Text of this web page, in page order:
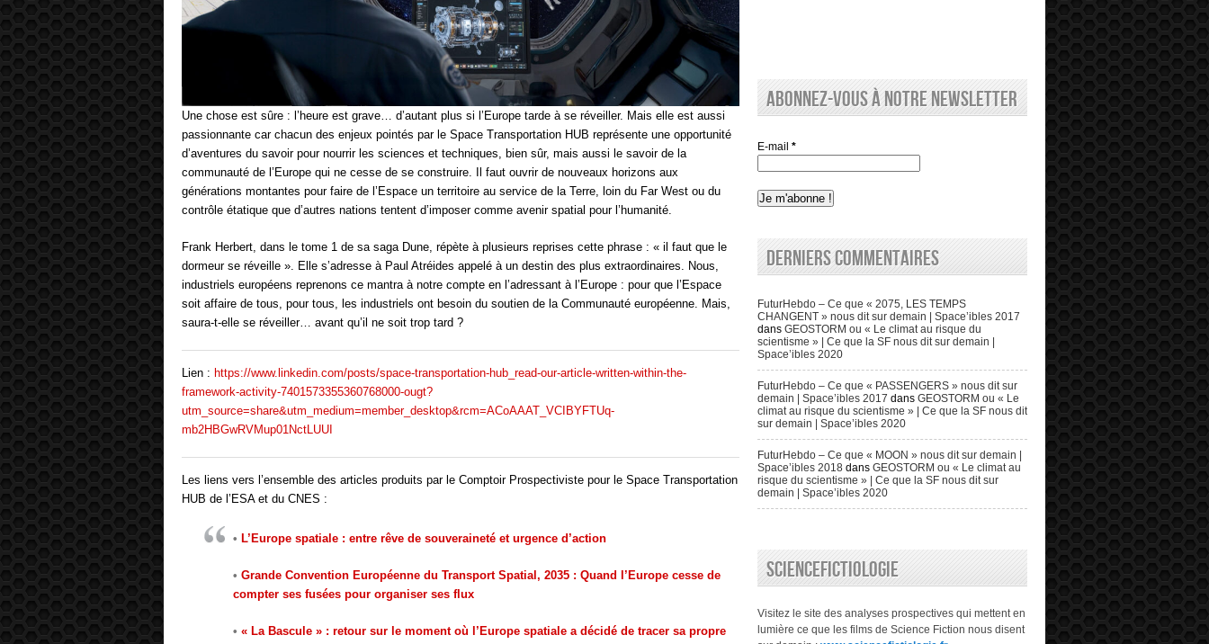
Une chose est sûre : l’heure est grave… d’autant plus si l’Europe tarde à se réveiller. Mais elle est aussi
passionnante car chacun des enjeux pointés par le Space Transportation HUB représente une opportunité
d’aventures du savoir pour nourrir les sciences et techniques, bien sûr, mais aussi le savoir de la
communauté de l’Europe qui ne cesse de se construire. Il faut ouvrir de nouveaux horizons aux
générations montantes pour faire de l’Espace un territoire au service de la Terre, loin du Far West ou du
contrôle étatique que d’autres nations tentent d’imposer comme avenir spatial pour l’humanité.
Frank Herbert, dans le tome 1 de sa saga Dune, répète à plusieurs reprises cette phrase : « il faut que le
dormeur se réveille ». Elle s’adresse à Paul Atréides appelé à un destin des plus extraordinaires. Nous,
industriels européens reprenons ce mantra à notre compte en l’adressant à l’Europe : pour que l’Espace
soit affaire de tous, pour tous, les industriels ont besoin du soutien de la Communauté européenne. Mais,
saura-t-elle se réveiller… avant qu’il ne soit trop tard ?
Lien : https://www.linkedin.com/posts/space-transportation-hub_read-our-article-written-within-the-
framework-activity-7401573355360768000-ougt?
utm_source=share&utm_medium=member_desktop&rcm=ACoAAAT_VCIBYFTUq-
mb2HBGwRVMup01NctLUUI
Les liens vers l’ensemble des articles produits par le Comptoir Prospectiviste pour le Space Transportation
HUB de l’ESA et du CNES :
• L’Europe spatiale : entre rêve de souveraineté et urgence d’action
• Grande Convention Européenne du Transport Spatial, 2035 : Quand l’Europe cesse de
compter ses fusées pour organiser ses flux
• « La Bascule » : retour sur le moment où l’Europe spatiale a décidé de tracer sa propre
Abonnez-vous à notre newsletter
E-mail *
Derniers commentaires
FuturHebdo – Ce que « 2075, LES TEMPS
CHANGENT » nous dit sur demain | Space’ibles 2017
dans GEOSTORM ou « Le climat au risque du
scientisme » | Ce que la SF nous dit sur demain |
Space’ibles 2020
FuturHebdo – Ce que « PASSENGERS » nous dit sur
demain | Space’ibles 2017 dans GEOSTORM ou « Le
climat au risque du scientisme » | Ce que la SF nous dit
sur demain | Space’ibles 2020
FuturHebdo – Ce que « MOON » nous dit sur demain |
Space’ibles 2018 dans GEOSTORM ou « Le climat au
risque du scientisme » | Ce que la SF nous dit sur
demain | Space’ibles 2020
SCIENCEFICTIOLOGIE
Visitez le site des analyses prospectives qui mettent en
lumière ce que les films de Science Fiction nous disent